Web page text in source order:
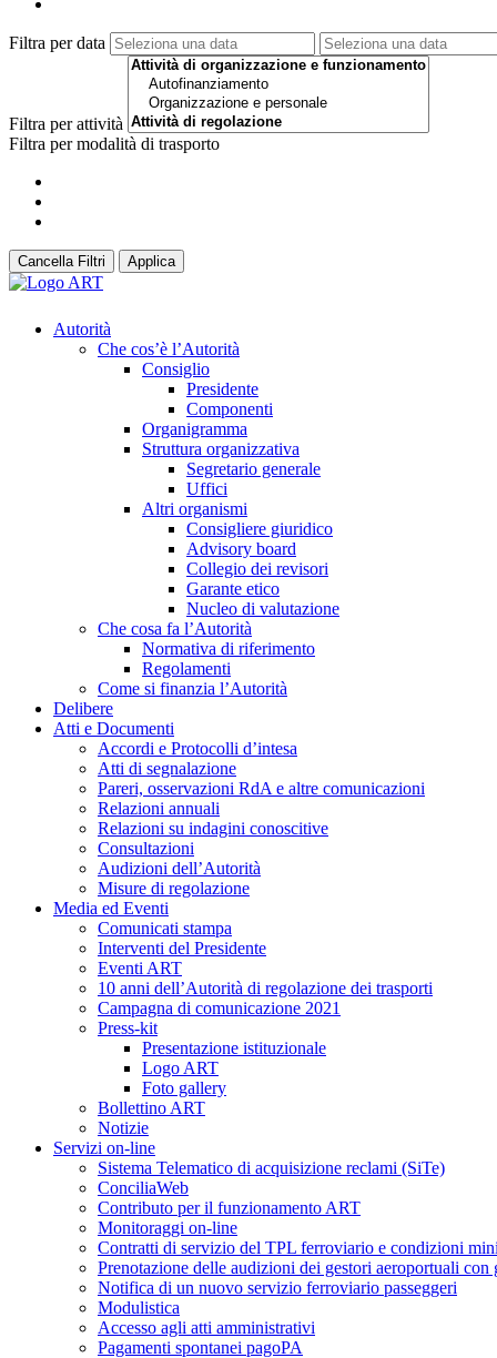
Filtra per data
Filtra per attività
Filtra per modalità di trasporto
Cancella Filtri Applica
Autorità
Che cos’è l’Autorità
Consiglio
Presidente
Componenti
Organigramma
Struttura organizzativa
Segretario generale
Uffici
Altri organismi
Consigliere giuridico
Advisory board
Collegio dei revisori
Garante etico
Nucleo di valutazione
Che cosa fa l’Autorità
Normativa di riferimento
Regolamenti
Come si finanzia l’Autorità
Delibere
Atti e Documenti
Accordi e Protocolli d’intesa
Atti di segnalazione
Pareri, osservazioni RdA e altre comunicazioni
Relazioni annuali
Relazioni su indagini conoscitive
Consultazioni
Audizioni dell’Autorità
Misure di regolazione
Media ed Eventi
Comunicati stampa
Interventi del Presidente
Eventi ART
10 anni dell’Autorità di regolazione dei trasporti
Campagna di comunicazione 2021
Press-kit
Presentazione istituzionale
Logo ART
Foto gallery
Bollettino ART
Notizie
Servizi on-line
Sistema Telematico di acquisizione reclami (SiTe)
ConciliaWeb
Contributo per il funzionamento ART
Monitoraggi on-line
Contratti di servizio del TPL ferroviario e condizioni
Prenotazione delle audizioni dei gestori aeroportuali con
Notifica di un nuovo servizio ferroviario passeggeri
Modulistica
Accesso agli atti amministrativi
Pagamenti spontanei pagoPA